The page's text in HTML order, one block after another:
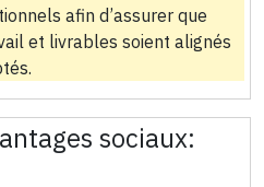
afin d’assurer que
et livrables soient alignés
sociaux: